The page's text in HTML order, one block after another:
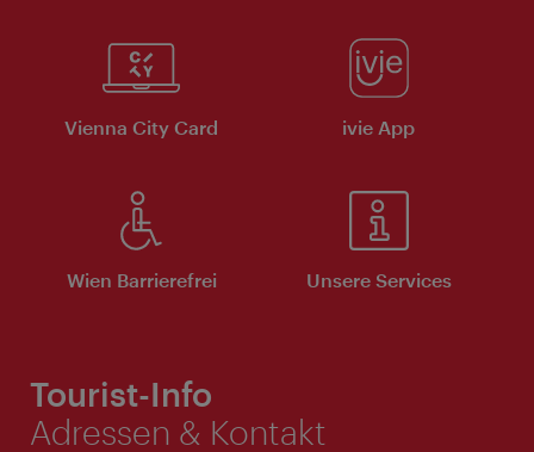
Vienna City Card ivie App
Wien Barrierefrei Unsere Services
Tourist-Info
Adressen & Kontakt